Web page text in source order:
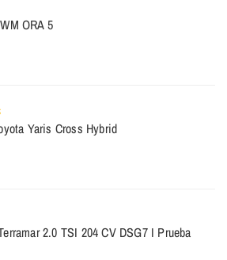
ORA 5
Yaris Cross Hybrid
2.0 TSI 204 CV DSG7 I Prueba